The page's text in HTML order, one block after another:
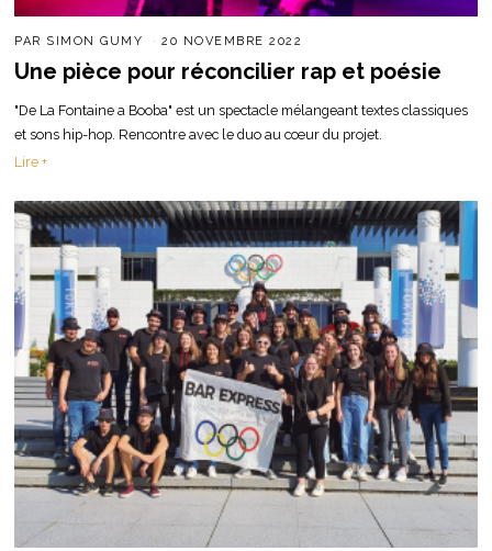
PAR SIMON GUMY 20 NOVEMBRE 2022
Une pièce pour réconcilier rap et poésie
"De La Fontaine a Booba" est un spectacle mélangeant textes classiques
et sons hip-hop. Rencontre avec le duo au cœur du projet.
Lire +